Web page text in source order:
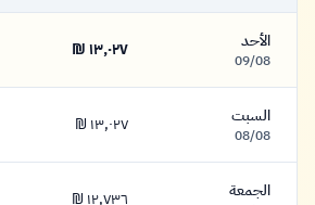
الأحد
09/08 ١٣,٠٢٧ شيكل
١٣,٠٢٧ ₪
السبت
08/08 ١٣,٠٢٧ شيكل
١٣,٠٢٧ ₪
الجمعة ١٢,٧٣٦ ₪